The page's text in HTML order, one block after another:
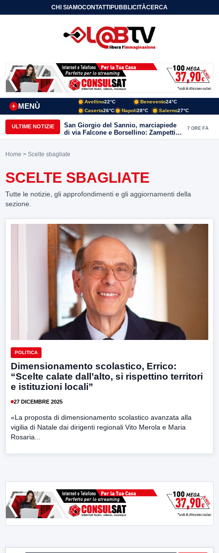
CHI SIAMOCONTATTIPUBBLICITÀCERCA
MENÙ
+
Avellino22°C Benevento24°C
Caserta26°C Napoli28°C Salerno27°C
ULTIME NOTIZIE
San Giorgio del Sannio, marciapiede
di via Falcone e Borsellino: Zampetti e
Lombardi replicano alle polemiche
7 ORE FA
Home > Scelte sbagliate
SCELTE SBAGLIATE
Tutte le notizie, gli approfondimenti e gli aggiornamenti della
sezione.
POLITICA
Dimensionamento scolastico, Errico:
“Scelte calate dall’alto, si rispettino territori
e istituzioni locali”
27 DICEMBRE 2025
«La proposta di dimensionamento scolastico avanzata alla
vigilia di Natale dai dirigenti regionali Vito Merola e Maria
Rosaria...